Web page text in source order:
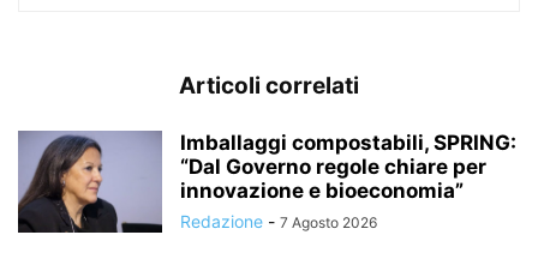
Articoli correlati
Imballaggi compostabili, SPRING:
“Dal Governo regole chiare per
innovazione e bioeconomia”
Redazione - 7 Agosto 2026